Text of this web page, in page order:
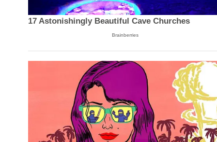
17 Astonishingly Beautiful Cave Churches
Brainberries